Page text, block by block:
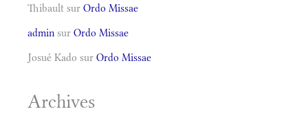
Thibault sur Ordo Missae
admin sur Ordo Missae
Josué Kado sur Ordo Missae
Archives